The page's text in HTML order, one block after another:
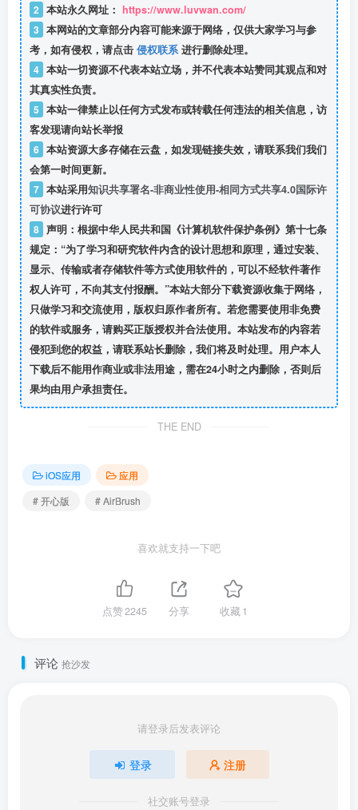
2 本站永久网址： https://www.luvwan.com/
3 本网站的文章部分内容可能来源于网络，仅供大家学习与参
考，如有侵权，请点击 侵权联系进行删除处理。
4 本站一切资源不代表本站立场，并不代表本站赞同其观点和对
其真实性负责。
5 本站一律禁止以任何方式发布或转载任何违法的相关信息，访
客发现请向站长举报
6 本站资源大多存储在云盘，如发现链接失效，请联系我们我们
会第一时间更新。
7 本站采用知识共享署名-非商业性使用-相同方式共享4.0国际许
可协议进行许可
8 声明：根据中华人民共和国《计算机软件保护条例》第十七条
规定：“为了学习和研究软件内含的设计思想和原理，通过安装、
显示、传输或者存储软件等方式使用软件的，可以不经软件著作
权人许可，不向其支付报酬。”本站大部分下载资源收集于网络，
只做学习和交流使用，版权归原作者所有。若您需要使用非免费
的软件或服务，请购买正版授权并合法使用。本站发布的内容若
侵犯到您的权益，请联系站长删除，我们将及时处理。用户本人
下载后不能用作商业或非法用途，需在24小时之内删除，否则后
果均由用户承担责任。
THE END
iOS应用
应用
# 开心版
# AirBrush
喜欢就支持一下吧
点赞2245 分享 收藏1
评论 抢沙发
请登录后发表评论
登录 注册
社交账号登录